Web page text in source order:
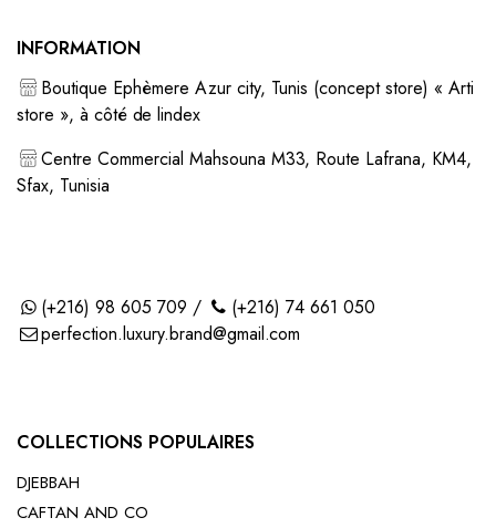
INFORMATION
Boutique Ephèmere Azur city, Tunis (concept store) « Arti
store », à côté de lindex
Centre Commercial Mahsouna M33, Route Lafrana, KM4,
Sfax, Tunisia
(+216) 98 605 709 /
(+216) 74 661 050
perfection.luxury.brand@gmail.com
COLLECTIONS POPULAIRES
DJEBBAH
CAFTAN AND CO